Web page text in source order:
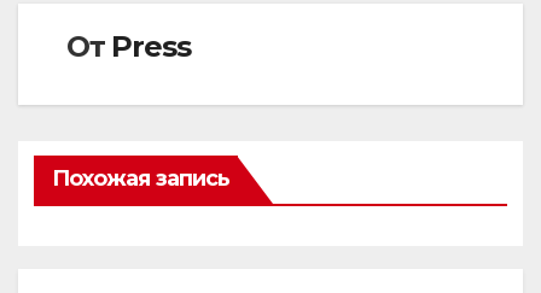
От Press
Похожая запись